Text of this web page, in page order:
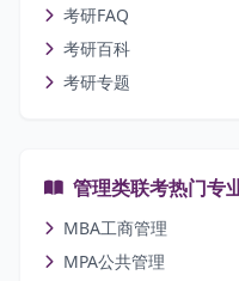
考研FAQ
考研百科
考研专题
管理类联考热门专
MBA工商管理
MPA公共管理